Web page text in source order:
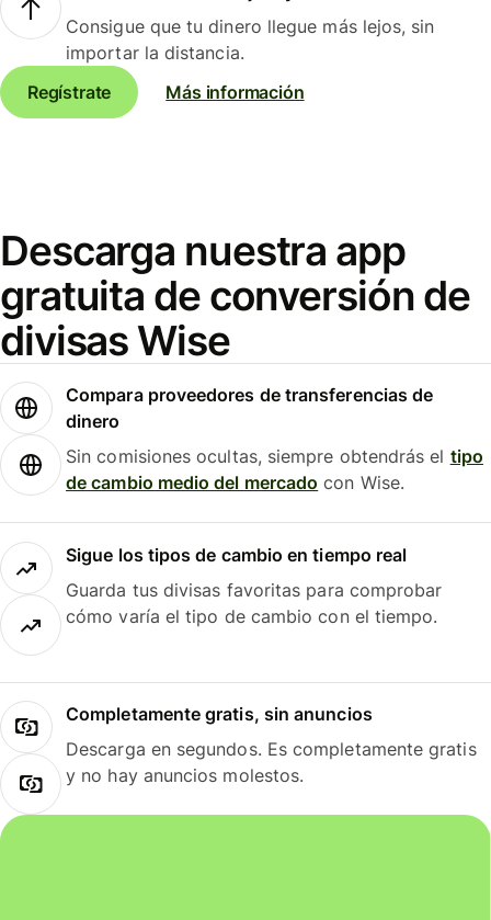
Consigue que tu dinero llegue más lejos, sin
importar la distancia.
Regístrate
Más información
Descarga nuestra app
gratuita de conversión de
divisas Wise
Compara proveedores de transferencias de
dinero
Sin comisiones ocultas, siempre obtendrás el tipo
de cambio medio del mercado con Wise.
Sigue los tipos de cambio en tiempo real
Guarda tus divisas favoritas para comprobar
cómo varía el tipo de cambio con el tiempo.
Completamente gratis, sin anuncios
Descarga en segundos. Es completamente gratis
y no hay anuncios molestos.